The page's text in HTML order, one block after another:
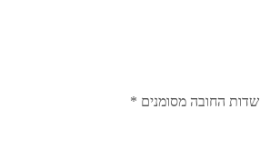
שדות החובה מסומנים *